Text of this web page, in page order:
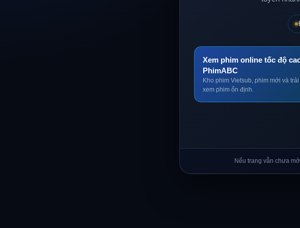
Xem phim online tốc độ
PhimABC
Kho phim Vietsub, phim mới và
xem phim ổn định.
Nếu trang vẫn chưa